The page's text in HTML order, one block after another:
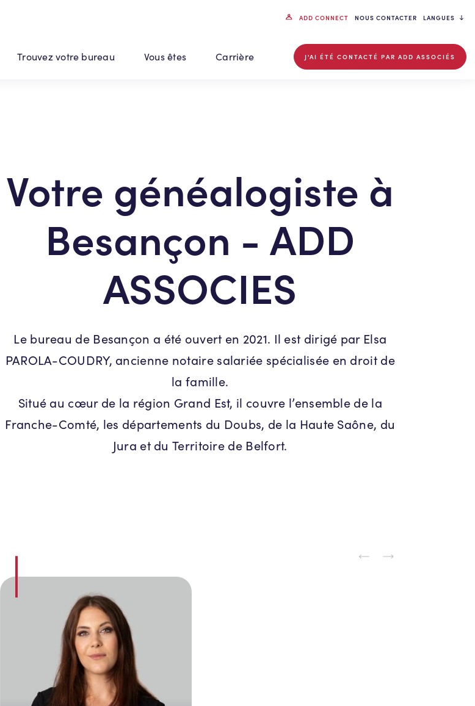
Trouvez votre bureau Vous êtes Carrière
ADD CONNECT NOUS CONTACTER LANGUES
J'AI ÉTÉ CONTACTÉ PAR ADD ASSOCIÉS
Votre généalogiste à
Besançon - ADD
ASSOCIES
Le bureau de Besançon a été ouvert en 2021. Il est dirigé par Elsa
PAROLA-COUDRY, ancienne notaire salariée spécialisée en droit de
la famille.
Situé au cœur de la région Grand Est, il couvre l’ensemble de la
Franche-Comté, les départements du Doubs, de la Haute Saône, du
Jura et du Territoire de Belfort.